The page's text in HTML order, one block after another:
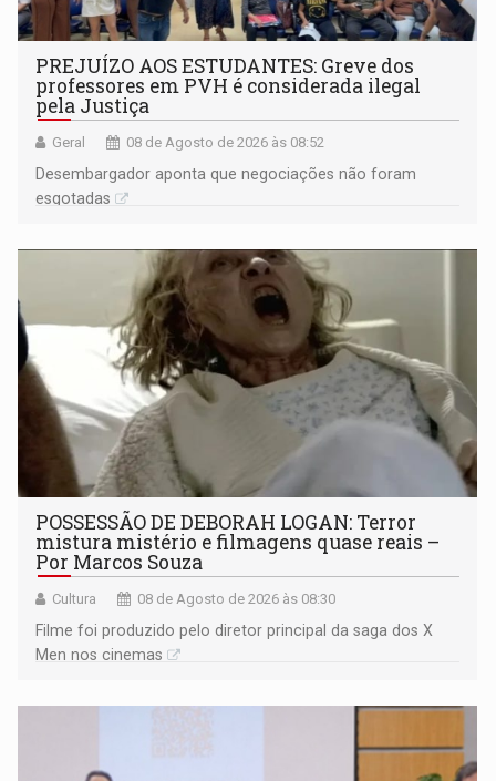
PREJUÍZO AOS ESTUDANTES: Greve dos
professores em PVH é considerada ilegal
pela Justiça
Geral 08 de Agosto de 2026 às 08:52
Desembargador aponta que negociações não foram
esgotadas
POSSESSÃO DE DEBORAH LOGAN: Terror
mistura mistério e filmagens quase reais –
Por Marcos Souza
Cultura 08 de Agosto de 2026 às 08:30
Filme foi produzido pelo diretor principal da saga dos X
Men nos cinemas